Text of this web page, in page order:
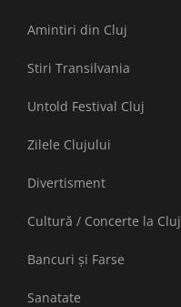
Amintiri din Cluj
Stiri Transilvania
Untold Festival Cluj
Zilele Clujului
Divertisment
Cultură / Concerte la Cluj
Bancuri și Farse
Sanatate